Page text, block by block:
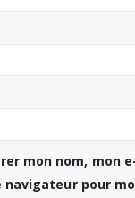
mon nom, mon
navigateur pour